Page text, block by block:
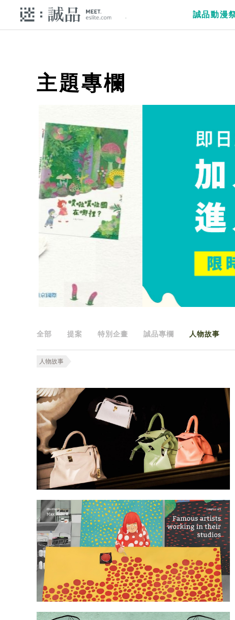
誠品動漫
主題專欄
全部 提案 特別企畫 誠品專欄 人物故事
人物故事